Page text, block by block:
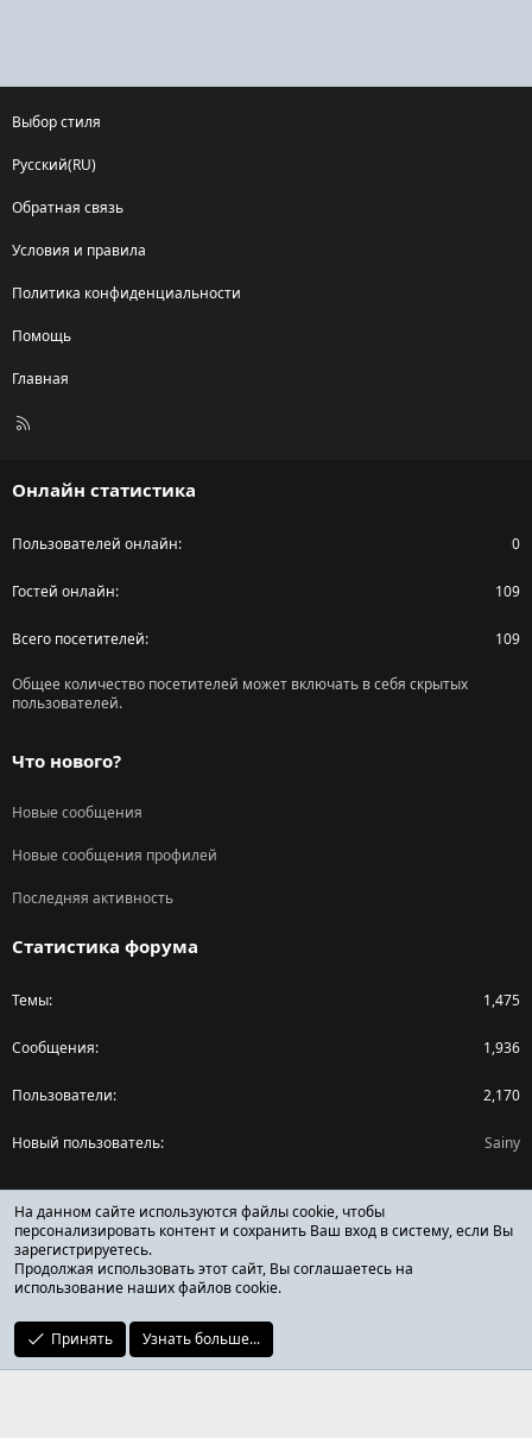
Выбор стиля
Русский(RU)
Обратная связь
Условия и правила
Политика конфиденциальности
Помощь
Главная
R
Онлайн статистика
Пользователей онлайн 0
Гостей онлайн 109
Всего посетителей 109
Общее количество посетителей может включать в себя скрытых
пользователей.
Что нового?
Новые сообщения
Новые сообщения профилей
Последняя активность
Статистика форума
Темы 1,475
Сообщения 1,936
Пользователи 2,170
Новый пользователь Sainy
Поделиться страницей
Facebook
X (Twitter)
Reddit
ОТЗЫВЫ ОНЛАЙН ФОРУМ
На данном сайте используются файлы cookie, чтобы
персонализировать контент и сохранить Ваш вход в систему, если Вы
зарегистрируетесь.
Продолжая использовать этот сайт, Вы соглашаетесь на
использование наших файлов cookie.
Принять Узнать больше...